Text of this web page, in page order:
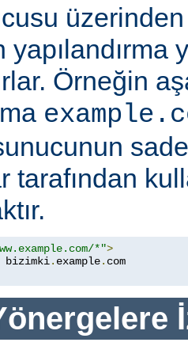
yapılandırma
Örneğin
tarafından
*">
bizimki. example.